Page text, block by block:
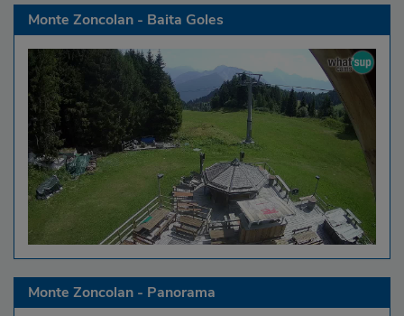
Monte Zoncolan - Baita Goles
Monte Zoncolan - Panorama